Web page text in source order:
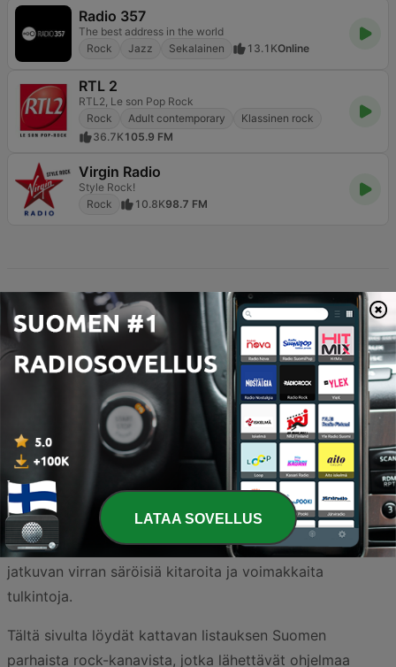
Radio 357
The best address in the world
Rock
Jazz Sekalainen 13.1KOnline
RTL 2
RTL2, Le son Pop Rock
Rock
Adult contemporary
Klassinen rock
36.7K105.9 FM
Virgin Radio
Style Rock!
Rock
10.8K98.7 FM
Suomalainen rock-musiikki on elänyt ja voinut hyvin jo
vuosikymmenten ajan, ja se on edelleen yksi maan
suosituimmista musiikkityyleistä. Etsitpä sitten
perinteistä suomirockia, raskasta metallia tai
kansainvälisiä klassikoita, Suomen radiokenttä tarjoaa
laajan valikoiman vaihtoehtoja jokaiseen makuun. Rock
ei ole Suomessa pelkkää musiikkia; se on elämäntapa,
joka näkyy niin suurilla festivaaleilla kuin paikallisilla
pikkuklubeillakin, ja radiokanavat toimivat tämän
kulttuurin tärkeänä selkärankana tarjoten kuulijoille
jatkuvan virran säröisiä kitaroita ja voimakkaita
tulkintoja.
Tältä sivulta löydät kattavan listauksen Suomen
parhaista rock-kanavista, jotka lähettävät ohjelmaa
LATAA SOVELLUS